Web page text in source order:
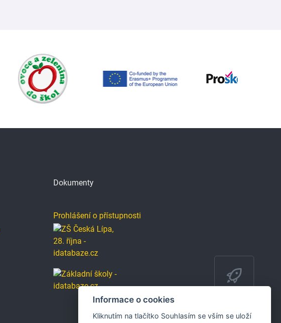
Dokumenty
Prohlášení o přístupnosti
Informace o cookies
Kliknutím na tlačítko Souhlasím se vším se uloží